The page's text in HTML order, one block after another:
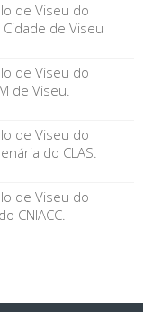
de Viseu do
de Viseu
de Viseu do
de Viseu.
de Viseu do
do CLAS.
de Viseu do
CNIACC.